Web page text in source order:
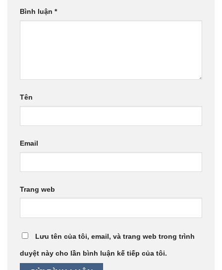
Bình luận *
Tên
Email
Trang web
Lưu tên của tôi, email, và trang web trong trình
duyệt này cho lần bình luận kế tiếp của tôi.